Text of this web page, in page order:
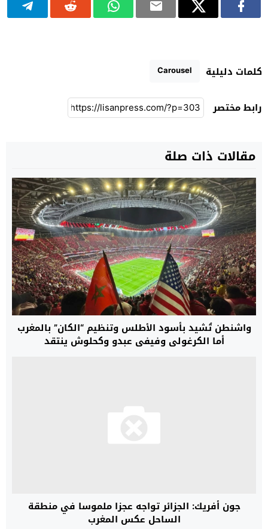
كلمات دليلية Carousel
رابط مختصر
مقالات ذات صلة
واشنطن تُشيد بأسود الأطلس وتنظيم “الكان” بالمغرب
أما الكرغولي وفيفي عبدو وكحلوش ينتقد
جون أفريك: الجزائر تواجه عجزا ملموسا في منطقة
الساحل عكس المغرب